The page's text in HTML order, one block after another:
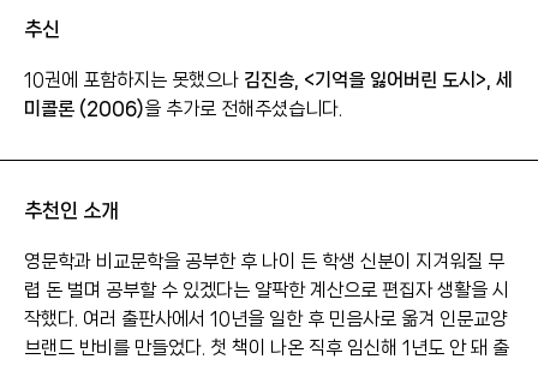
추신
10권에 포함하지는 못했으나 김진송, <기억을 잃어버린 도시>, 세
미콜론 (2006)을 추가로 전해주셨습니다.
추천인 소개
영문학과 비교문학을 공부한 후 나이 든 학생 신분이 지겨워질 무
렵 돈 벌며 공부할 수 있겠다는 얄팍한 계산으로 편집자 생활을 시
작했다. 여러 출판사에서 10년을 일한 후 민음사로 옮겨 인문교양
브랜드 반비를 만들었다. 첫 책이 나온 직후 임신해 1년도 안 돼 출